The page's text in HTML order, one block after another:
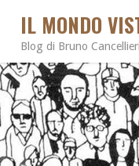
IL MONDO
Blog di Bruno